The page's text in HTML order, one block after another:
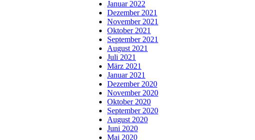
Januar 2022
Dezember 2021
November 2021
Oktober 2021
September 2021
August 2021
Juli 2021
März 2021
Januar 2021
Dezember 2020
November 2020
Oktober 2020
September 2020
August 2020
Juni 2020
Mai 2020